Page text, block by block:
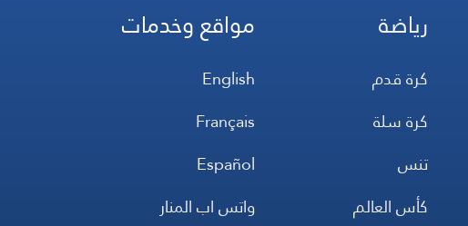
رياضة
كرة قدم
كرة سلة
تنس
كأس العالم
مواقع وخدمات
English
Français
Español
واتس اب المنار